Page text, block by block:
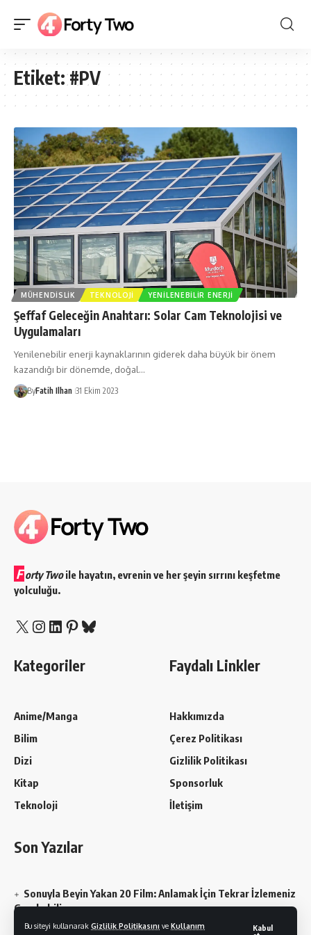
Bu siteyi kullanarak Gizlilik Politikasını ve Kullanım
Kabul
Etiket:#PV
MÜHENDISLIK TEKNOLOJI YENILENEBILIR ENERJI
Şeffaf Geleceğin Anahtarı: Solar Cam Teknolojisi ve
Uygulamaları
Yenilenebilir enerji kaynaklarının giderek daha büyük bir önem
kazandığı bir dönemde, doğal…
ByFatih Ilhan 31 Ekim 2023
F orty Twoile hayatın, evrenin ve her şeyin sırrını keşfetme
yolculuğu.
X Instagram
LinkedIn
Pinterest
Bluesky
Kategoriler
Anime/Manga
Bilim
Dizi
Kitap
Teknoloji
Faydalı Linkler
Hakkımızda
Çerez Politikası
Gizlilik Politikası
Sponsorluk
İletişim
Son Yazılar
Sonuyla Beyin Yakan 20 Film: Anlamak İçin Tekrar İzlemeniz
Gerekebilir